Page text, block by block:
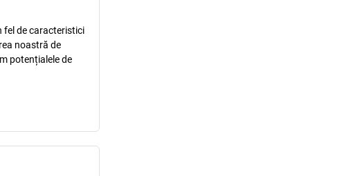
fel de caracteristici
noastră de
potențialele de